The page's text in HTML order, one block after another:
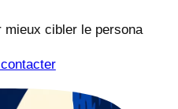
mieux cibler le persona